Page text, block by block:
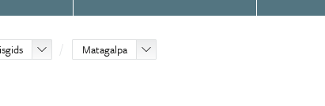
Matagalpa